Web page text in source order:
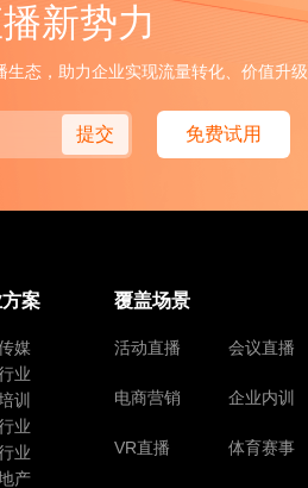
新势力
态，助力企业实现流量转化、价值升级
提交 免费试用
案
媒
业
训
业
业
产
覆盖场景
活动直播 会议直播
电商营销 企业内训
VR直播 体育赛事